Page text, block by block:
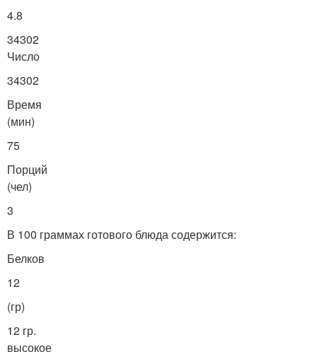
4.8
34302
Число
34302
Время
(мин)
75
Порций
(чел)
3
В 100 граммах готового блюда содержится:
Белков
12
(гр)
12 гр.
высокое